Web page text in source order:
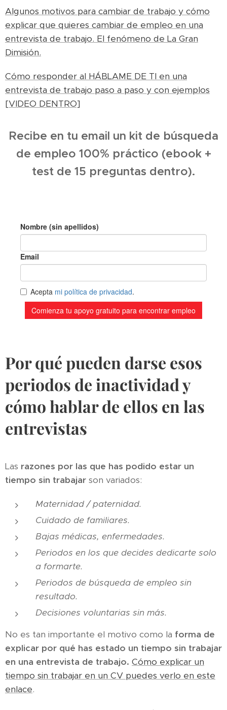
Algunos motivos para cambiar de trabajo y cómo
explicar que quieres cambiar de empleo en una
entrevista de trabajo. El fenómeno de La Gran
Dimisión.
Cómo responder al HÁBLAME DE TI en una
entrevista de trabajo paso a paso y con ejemplos
[VIDEO DENTRO]
Recibe en tu email un kit de búsqueda
de empleo 100% práctico (ebook +
test de 15 preguntas dentro).
Por qué pueden darse esos
periodos de inactividad y
cómo hablar de ellos en las
entrevistas
Las razones por las que has podido estar un
tiempo sin trabajar son variados:
Maternidad / paternidad.
Cuidado de familiares.
Bajas médicas, enfermedades.
Periodos en los que decides dedicarte solo
a formarte.
Periodos de búsqueda de empleo sin
resultado.
Decisiones voluntarias sin más.
No es tan importante el motivo como la forma de
explicar por qué has estado un tiempo sin trabajar
en una entrevista de trabajo. Cómo explicar un
tiempo sin trabajar en un CV puedes verlo en este
enlace.